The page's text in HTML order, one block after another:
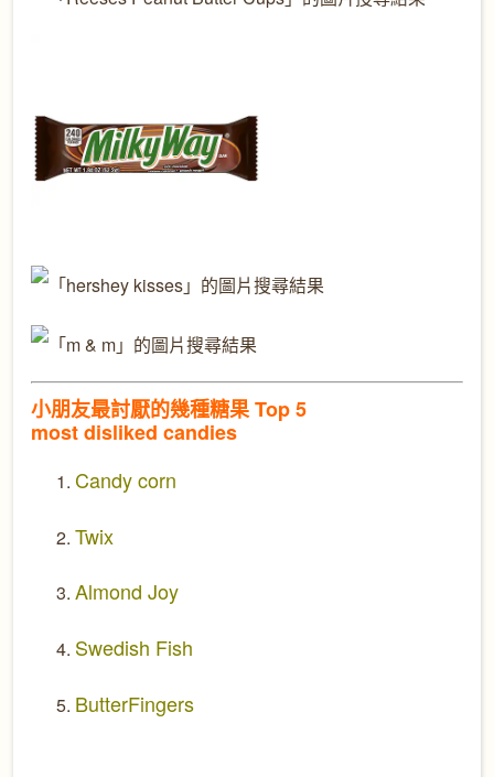
小朋友最討厭的幾種糖果Top 5
most disliked candies
Candy corn
Twix
Almond Joy
Swedish Fish
ButterFingers